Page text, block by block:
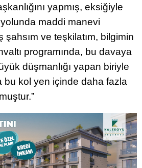
yapmış, eksiğiyle
maddi manevi
şahsım ve teşkilatım, bilgimin
programında, bu davaya
düşmanlığı yapan biriyle
bu kol yen içinde daha fazla